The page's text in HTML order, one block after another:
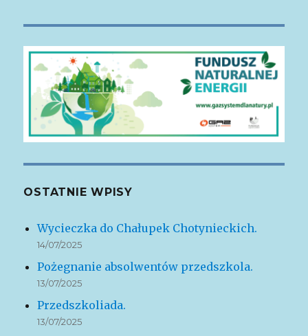
OSTATNIE WPISY
Wycieczka do Chałupek Chotynieckich.
14/07/2025
Pożegnanie absolwentów przedszkola.
13/07/2025
Przedszkoliada.
13/07/2025